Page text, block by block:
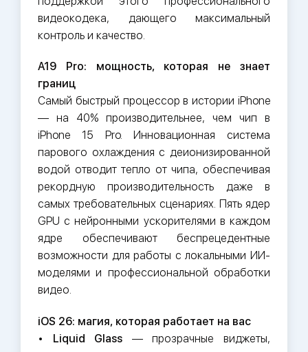
видеокодека, дающего максимальный
контроль и качество.
A19 Pro: мощность, которая не знает
границ
Самый быстрый процессор в истории iPhone
— на 40% производительнее, чем чип в
iPhone 15 Pro. Инновационная система
парового охлаждения с деионизированной
водой отводит тепло от чипа, обеспечивая
рекордную производительность даже в
самых требовательных сценариях. Пять ядер
GPU с нейронными ускорителями в каждом
ядре обеспечивают беспрецедентные
возможности для работы с локальными ИИ-
моделями и профессиональной обработки
видео.
iOS 26: магия, которая работает на вас
•
Liquid Glass — прозрачные виджеты,